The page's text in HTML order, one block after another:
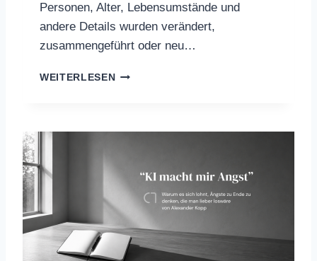
Personen, Alter, Lebensumstände und
andere Details wurden verändert,
zusammengeführt oder neu…
WEITERLESEND
A
R
S